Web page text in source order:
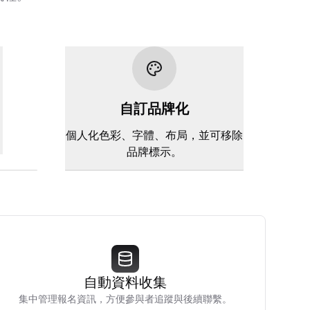
自訂品牌化
個人化色彩、字體、布局，並可移除
品牌標示。
自動資料收集
集中管理報名資訊，方便參與者追蹤與後續聯繫。